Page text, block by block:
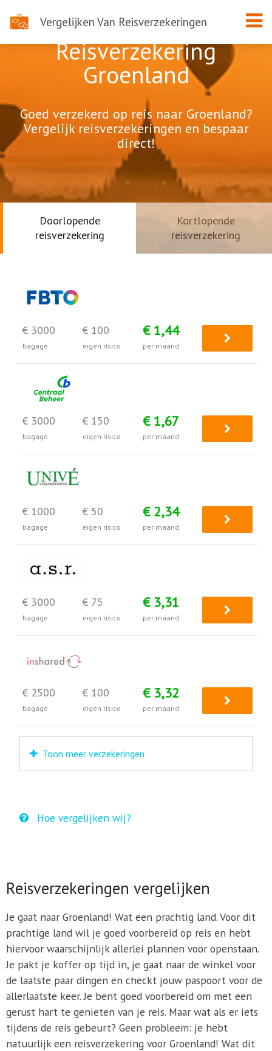
Vergelijken Van Reisverzekeringen
Reisverzekering
Groenland
Goed verzekerd op reis naar Groenland?
Vergelijk reisverzekeringen en bespaar
direct!
Doorlopende
reisverzekering
Kortlopende
reisverzekering
€ 3000
bagage
€ 100
eigen risico
€ 1,44
per maand
€ 3000
bagage
€ 150
eigen risico
€ 1,67
per maand
€ 1000
bagage
€ 50
eigen risico
€ 2,34
per maand
€ 3000
bagage
€ 75
eigen risico
€ 3,31
per maand
€ 2500
bagage
€ 100
eigen risico
€ 3,32
per maand
Toon meer verzekeringen
Hoe vergelijken wij?
Reisverzekeringen vergelijken
Je gaat naar Groenland! Wat een prachtig land. Voor dit
prachtige land wil je goed voorbereid op reis en hebt
hiervoor waarschijnlijk allerlei plannen voor openstaan.
Je pakt je koffer op tijd in, je gaat naar de winkel voor
de laatste paar dingen en checkt jouw paspoort voor de
allerlaatste keer. Je bent goed voorbereid om met een
gerust hart te genieten van je reis. Maar wat als er iets
tijdens de reis gebeurt? Geen probleem: je hebt
natuurlijk een reisverzekering voor Groenland! Wat dit